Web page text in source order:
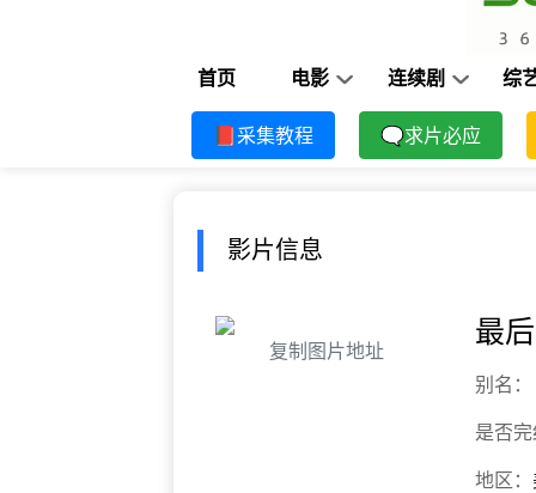
首页 电影 连续剧 综
📕采集教程 🗨求片必应
影片信息
复制图片地址
最
别名：
是否
地区：